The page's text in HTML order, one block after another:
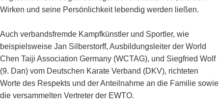
Wirken und seine Persönlichkeit lebendig werden ließen.
Auch verbandsfremde Kampfkünstler und Sportler, wie
beispielsweise Jan Silberstorff, Ausbildungsleiter der World
Chen Taiji Association Germany (WCTAG), und Siegfried Wolf
(9. Dan) vom Deutschen Karate Verband (DKV), richteten
Worte des Respekts und der Anteilnahme an die Familie sowie
die versammelten Vertreter der EWTO.